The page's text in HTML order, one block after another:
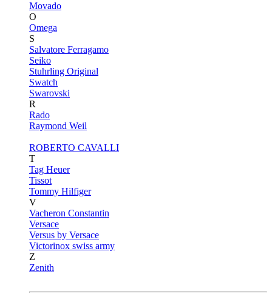
Movado
O
Omega
S
Salvatore Ferragamo
Seiko
Stuhrling Original
Swatch
Swarovski
R
Rado
Raymond Weil
ROBERTO CAVALLI
T
Tag Heuer
Tissot
Tommy Hilfiger
V
Vacheron Constantin
Versace
Versus by Versace
Victorinox swiss army
Z
Zenith